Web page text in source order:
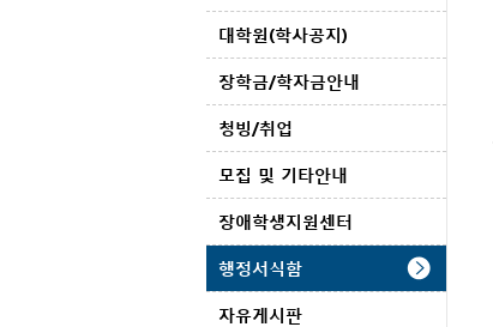
대학원(학사공지)
장학금/학자금안내
청빙/취업
모집 및 기타안내
장애학생지원센터
행정서식함
자유게시판